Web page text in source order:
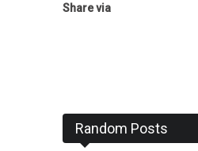
Share via
Random Posts